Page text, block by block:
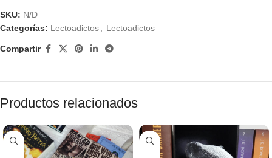
SKU: N/D
Categorías: Lectoadictos Lectoadictos
Compartir
Productos relacionados